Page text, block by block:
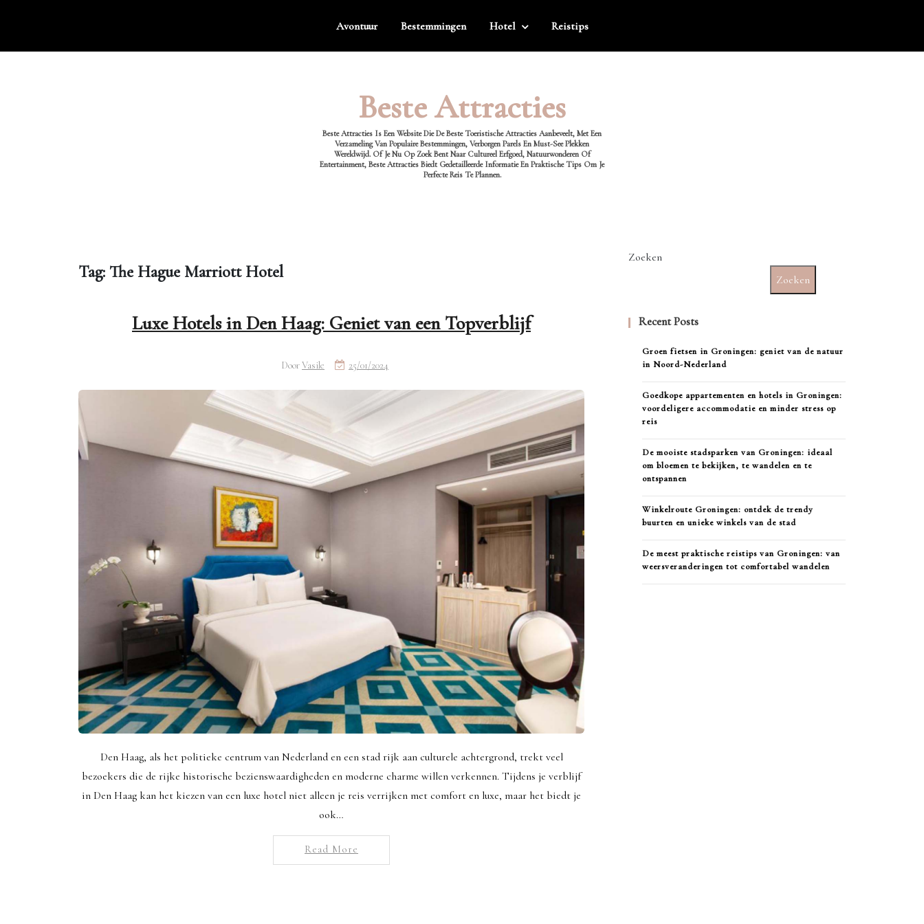
Avontuur Bestemmingen Hotel Reistips
Beste Attracties
Beste Attracties Is Een Website Die De Beste Toeristische Attracties Aanbeveelt, Met Een
Verzameling Van Populaire Bestemmingen, Verborgen Parels En Must-See Plekken
Wereldwijd. Of Je Nu Op Zoek Bent Naar Cultureel Erfgoed, Natuurwonderen Of
Entertainment, Beste Attracties Biedt Gedetailleerde Informatie En Praktische Tips Om Je
Perfecte Reis Te Plannen.
Tag: The Hague Marriott Hotel
Luxe Hotels in Den Haag: Geniet van een Topverblijf
DoorVasile 25/01/2024
Den Haag, als het politieke centrum van Nederland en een stad rijk aan culturele achtergrond, trekt veel
bezoekers die de rijke historische bezienswaardigheden en moderne charme willen verkennen. Tijdens je verblijf
in Den Haag kan het kiezen van een luxe hotel niet alleen je reis verrijken met comfort en luxe, maar het biedt je
ook…
Read More
Zoeken
Zoeken
Recent Posts
Groen fietsen in Groningen: geniet van de natuur
in Noord-Nederland
Goedkope appartementen en hotels in Groningen:
voordeligere accommodatie en minder stress op
reis
De mooiste stadsparken van Groningen: ideaal
om bloemen te bekijken, te wandelen en te
ontspannen
Winkelroute Groningen: ontdek de trendy
buurten en unieke winkels van de stad
De meest praktische reistips van Groningen: van
weersveranderingen tot comfortabel wandelen